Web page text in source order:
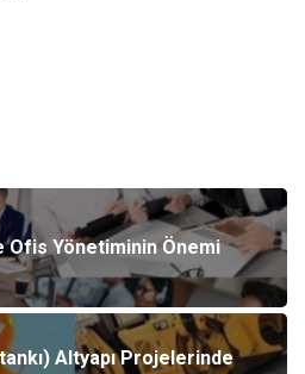
Ofis Yönetiminin Önemi
Altyapı Projelerinde